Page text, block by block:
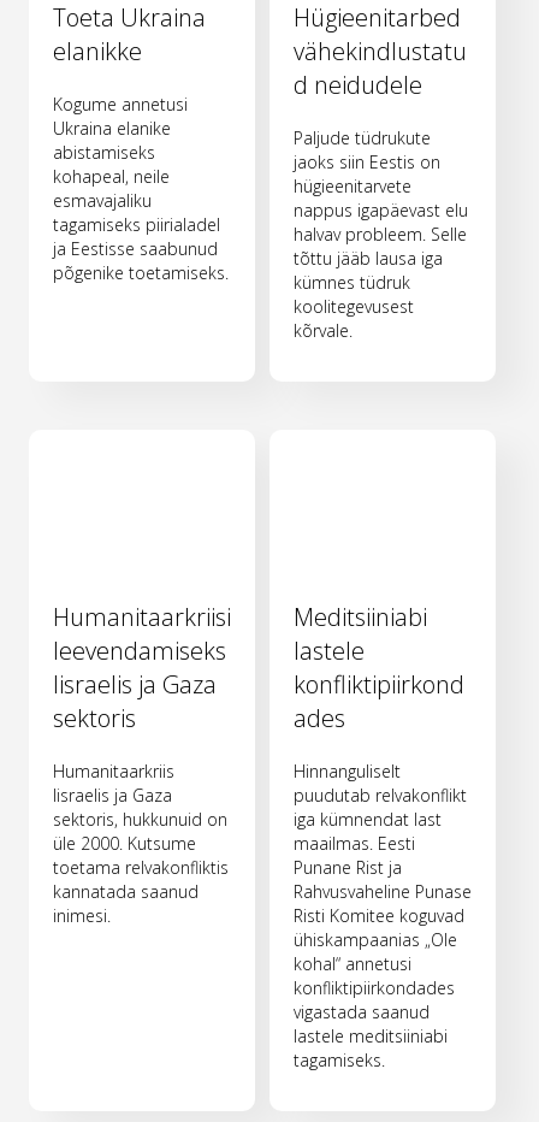
Toeta Ukraina
elanikke
Kogume annetusi
Ukraina elanike
abistamiseks
kohapeal, neile
esmavajaliku
tagamiseks piirialadel
ja Eestisse saabunud
põgenike toetamiseks.
Hügieenitarbed
vähekindlustatu
d neidudele
Paljude tüdrukute
jaoks siin Eestis on
hügieenitarvete
nappus igapäevast elu
halvav probleem. Selle
tõttu jääb lausa iga
kümnes tüdruk
koolitegevusest
kõrvale.
Humanitaarkriisi
leevendamiseks
Iisraelis ja Gaza
sektoris
Humanitaarkriis
Iisraelis ja Gaza
sektoris, hukkunuid on
üle 2000. Kutsume
toetama relvakonfliktis
kannatada saanud
inimesi.
Meditsiiniabi
lastele
konfliktipiirkond
ades
Hinnanguliselt
puudutab relvakonflikt
iga kümnendat last
maailmas. Eesti
Punane Rist ja
Rahvusvaheline Punase
Risti Komitee koguvad
ühiskampaanias „Ole
kohal“ annetusi
konfliktipiirkondades
vigastada saanud
lastele meditsiiniabi
tagamiseks.